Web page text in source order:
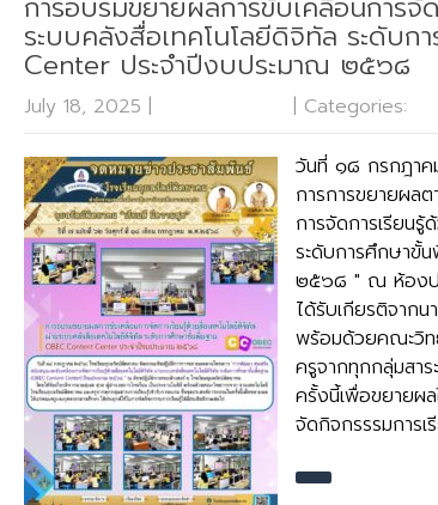
ระบบคลังสื่อเทคโนโลยีดิจิทัล ระดับ
Center ประจำปีงบประมาณ ๒๕๖๘
July 18, 2025 | | Categories:
วันที่ ๑๘ กรกฎาค
การการขยายผล
การจัดการเรียน
ระดับการศึกษาขั้
๒๕๖๘ " ณ ห้องป
ได้รับเกียรติจากน
พร้อมด้วยคณะวิท
ครูจากทุกกลุ่มสาร
ครั้งนี้เพื่อขยายผ
จัดกิจกรรรมการเ